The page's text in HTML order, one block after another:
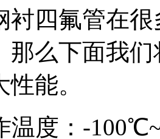
衬四氟管在
那么下面我
能。
度：-